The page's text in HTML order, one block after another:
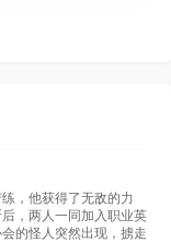
，他获得了无敌的力
，两人一同加入职业英
的怪人突然出现，掳走